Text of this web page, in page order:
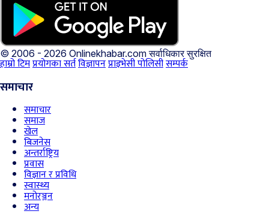
© 2006 - 2026 Onlinekhabar.comसर्वाधिकार सुरक्षित
हाम्रो टिमप्रयोगका सर्तविज्ञापनप्राइभेसी पोलिसीसम्पर्क
समाचार
समाचार
समाज
खेल
बिजनेस
अन्तर्राष्ट्रिय
प्रवास
विज्ञान र प्रविधि
स्वास्थ्य
मनोरञ्जन
अन्य